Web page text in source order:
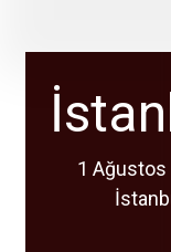
1 Ağustos